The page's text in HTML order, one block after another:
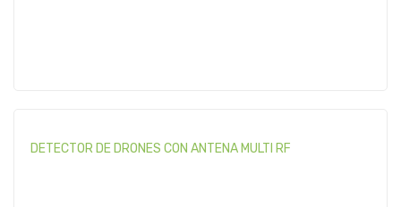
DETECTOR DE DRONES CON ANTENA MULTI RF